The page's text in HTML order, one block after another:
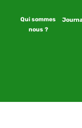
Qui sommes
nous ?